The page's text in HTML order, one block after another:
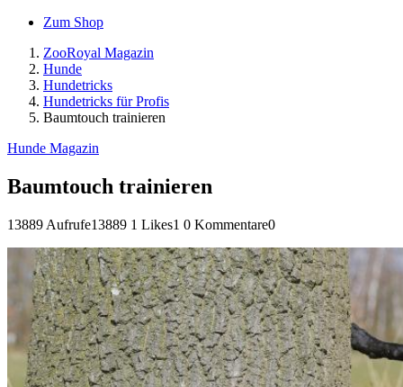
Zum Shop
ZooRoyal Magazin
Hunde
Hundetricks
Hundetricks für Profis
Baumtouch trainieren
Hunde Magazin
Baumtouch trainieren
13889 Aufrufe13889 1 Likes1 0 Kommentare0